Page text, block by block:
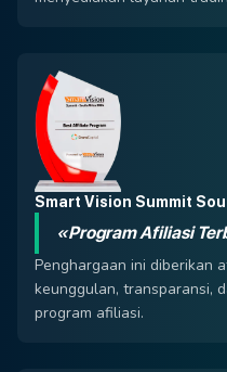
Smart Vision Summit
«Program Afiliasi
Penghargaan ini diberikan
keunggulan, transparansi,
program afiliasi.